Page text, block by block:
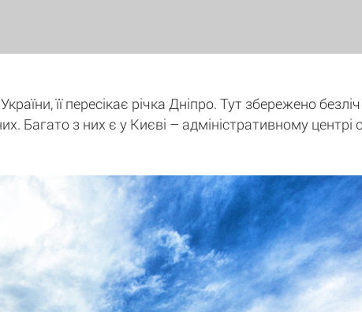
її пересікає річка Дніпро. Тут збережено безліч
Багато з них є у Києві – адміністративному центрі